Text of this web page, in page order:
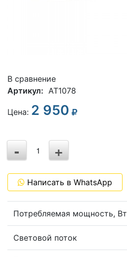
В сравнение
Артикул: AT1078
Цена: 2 950
3
1
-1
+
-
Написать в WhatsApp
Потребляемая мощность, Вт
Световой поток